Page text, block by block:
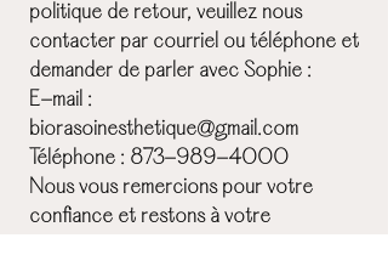
politique de retour, veuillez nous
contacter par courriel ou téléphone et
demander de parler avec Sophie :
E-mail :
biorasoinesthetique@gmail.com
Téléphone : 873-989-4000
Nous vous remercions pour votre
confiance et restons à votre